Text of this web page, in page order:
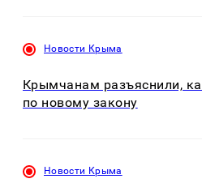
Новости Крыма
Крымчанам разъяснили,
по новому закону
Новости Крыма